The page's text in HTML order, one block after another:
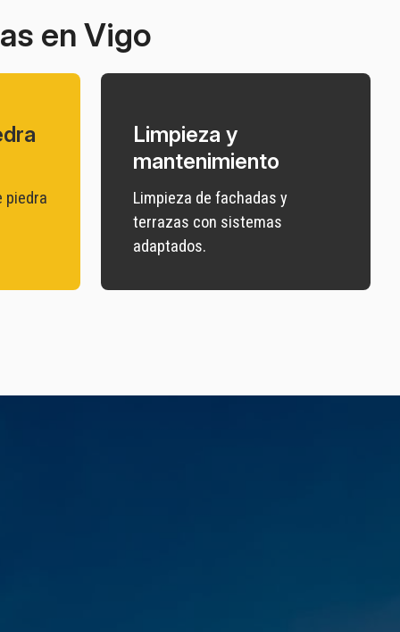
en Vigo
piedra
Limpieza y
mantenimiento
Limpieza de fachadas y
terrazas con sistemas
adaptados.